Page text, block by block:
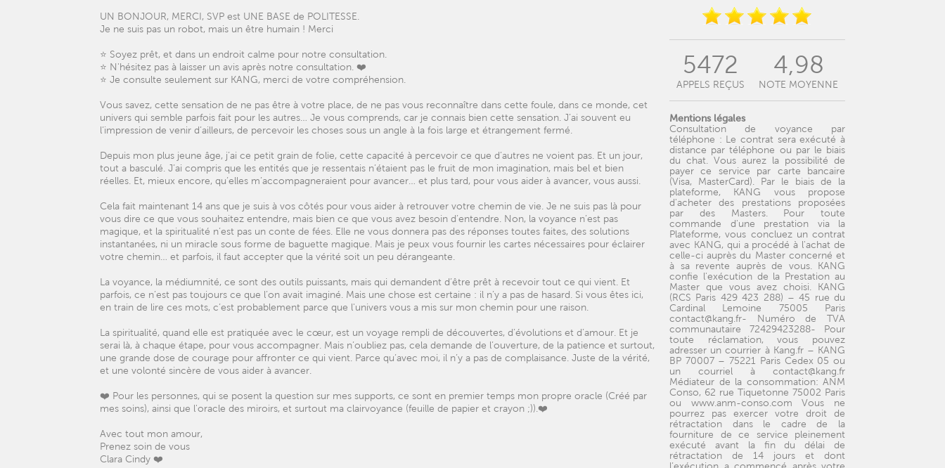
5472
APPELS REÇUS
4,98
NOTE MOYENNE
Mentions légales
Consultation de voyance par
téléphone : Le contrat sera exécuté à
distance par téléphone ou par le biais
du chat. Vous aurez la possibilité de
payer ce service par carte bancaire
(Visa, MasterCard). Par le biais de la
plateforme, KANG vous propose
d'acheter des prestations proposées
par des Masters. Pour toute
commande d'une prestation via la
Plateforme, vous concluez un contrat
avec KANG, qui a procédé à l'achat de
celle-ci auprès du Master concerné et
à sa revente auprès de vous. KANG
confie l'exécution de la Prestation au
Master que vous avez choisi. KANG
(RCS Paris 429 423 288) – 45 rue du
Cardinal Lemoine 75005 Paris
contact@kang.fr- Numéro de TVA
communautaire 72429423288- Pour
toute réclamation, vous pouvez
adresser un courrier à Kang.fr – KANG
BP 70007 – 75221 Paris Cedex 05 ou
un courriel à contact@kang.fr
Médiateur de la consommation: ANM
Conso, 62 rue Tiquetonne 75002 Paris
ou www.anm-conso.com Vous ne
pourrez pas exercer votre droit de
rétractation dans le cadre de la
fourniture de ce service pleinement
exécuté avant la fin du délai de
rétractation de 14 jours et dont
UN BONJOUR, MERCI, SVP est UNE BASE de POLITESSE.
Je ne suis pas un robot, mais un être humain ! Merci
⭐️ Soyez prêt, et dans un endroit calme pour notre consultation.
⭐️ N'hésitez pas à laisser un avis après notre consultation. ❤️
⭐️ Je consulte seulement sur KANG, merci de votre compréhension.
Vous savez, cette sensation de ne pas être à votre place, de ne pas vous reconnaître dans cette foule, dans ce monde, cet
univers qui semble parfois fait pour les autres… Je vous comprends, car je connais bien cette sensation. J’ai souvent eu
l’impression de venir d’ailleurs, de percevoir les choses sous un angle à la fois large et étrangement fermé.
Depuis mon plus jeune âge, j’ai ce petit grain de folie, cette capacité à percevoir ce que d’autres ne voient pas. Et un jour,
tout a basculé. J’ai compris que les entités que je ressentais n’étaient pas le fruit de mon imagination, mais bel et bien
réelles. Et, mieux encore, qu’elles m’accompagneraient pour avancer… et plus tard, pour vous aider à avancer, vous aussi.
Cela fait maintenant 14 ans que je suis à vos côtés pour vous aider à retrouver votre chemin de vie. Je ne suis pas là pour
vous dire ce que vous souhaitez entendre, mais bien ce que vous avez besoin d’entendre. Non, la voyance n’est pas
magique, et la spiritualité n’est pas un conte de fées. Elle ne vous donnera pas des réponses toutes faites, des solutions
instantanées, ni un miracle sous forme de baguette magique. Mais je peux vous fournir les cartes nécessaires pour éclairer
votre chemin… et parfois, il faut accepter que la vérité soit un peu dérangeante.
La voyance, la médiumnité, ce sont des outils puissants, mais qui demandent d’être prêt à recevoir tout ce qui vient. Et
parfois, ce n’est pas toujours ce que l’on avait imaginé. Mais une chose est certaine : il n’y a pas de hasard. Si vous êtes ici,
en train de lire ces mots, c’est probablement parce que l'univers vous a mis sur mon chemin pour une raison.
La spiritualité, quand elle est pratiquée avec le cœur, est un voyage rempli de découvertes, d’évolutions et d’amour. Et je
serai là, à chaque étape, pour vous accompagner. Mais n’oubliez pas, cela demande de l’ouverture, de la patience et surtout,
une grande dose de courage pour affronter ce qui vient. Parce qu’avec moi, il n’y a pas de complaisance. Juste de la vérité,
et une volonté sincère de vous aider à avancer.
❤️ Pour les personnes, qui se posent la question sur mes supports, ce sont en premier temps mon propre oracle (Créé par
mes soins), ainsi que l'oracle des miroirs, et surtout ma clairvoyance (feuille de papier et crayon ;)).❤️
Avec tout mon amour,
Prenez soin de vous
Clara Cindy ❤️